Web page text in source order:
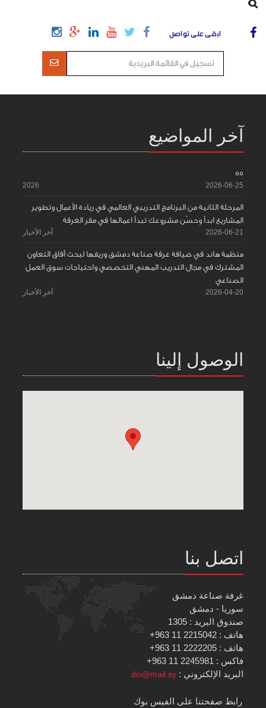
ابقى على تواصل
آخر المواضيع
55
2026-06-25
2026
المرحلة الثانية من البرنامج التدريبي العالمي في ريادة الأعمال وتطوير
المشاريع ابدأ وحسّن مشروعك تبدأ اعمالها في مقر الغرفة
2026-06-21 آخر الأخبار
منظمة هاند في ضيافة غرفة صناعة دمشق وريفها لبحث آفاق التعاون
المشترك في مجال التدريب المهني التخصصي واحتياجات سوق العمل
الصناعي
2026-04-20 آخر الأخبار
الوصول إلينا
اتصل بنا
غرفة صناعة دمشق
سوريا - دمشق
صندوق البريد : 1305
هاتف : 2215042 11 963+
هاتف : 2222205 11 963+
فاكس : 2245981 11 963+
البريد الإلكتروني :dci@mail.sy
رابط صفحتنا على الفيس بوك